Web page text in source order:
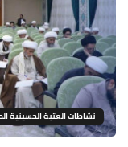
نشاطات العتبة الحسينية